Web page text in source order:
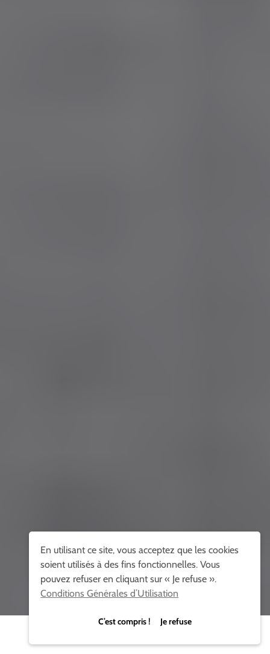
En utilisant ce site, vous acceptez que les cookies
soient utilisés à des fins fonctionnelles. Vous
pouvez refuser en cliquant sur « Je refuse ».
Conditions Générales d’Utilisation
C’est compris ! Je refuse